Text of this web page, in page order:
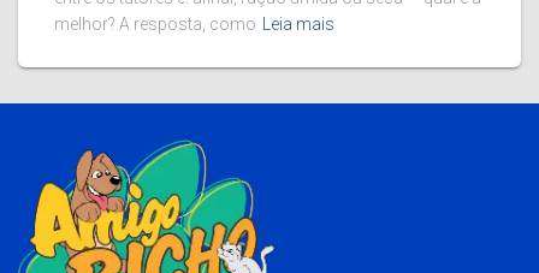
melhor? A resposta, como
Leia mais